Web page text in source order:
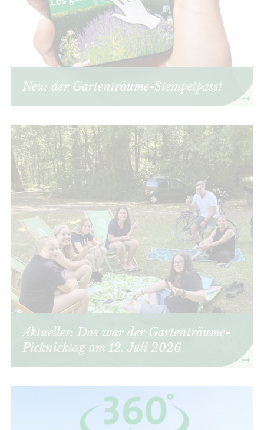
Neu: der Gartenträume-Stempelpass!
Aktuelles: Das war der Gartenträume-
Picknicktag am 12. Juli 2026